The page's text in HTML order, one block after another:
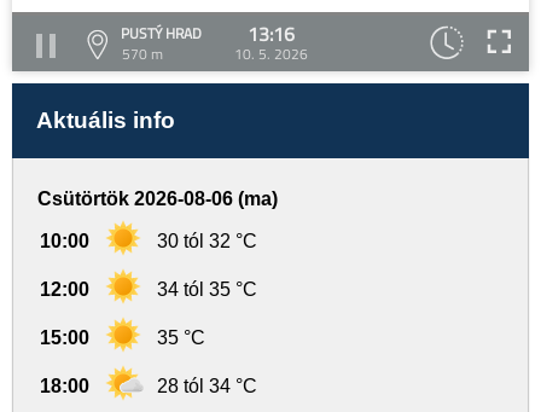
PUSTÝ HRAD
570 m
13:16
10. 5. 2026
Aktuális info
Csütörtök 2026-08-06 (ma)
10:00 30 tól 32 °C
12:00 34 tól 35 °C
15:00 35 °C
18:00 28 tól 34 °C